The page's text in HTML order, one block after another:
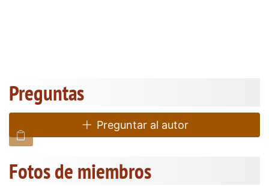
Preguntas
Preguntar al autor
Fotos de miembros